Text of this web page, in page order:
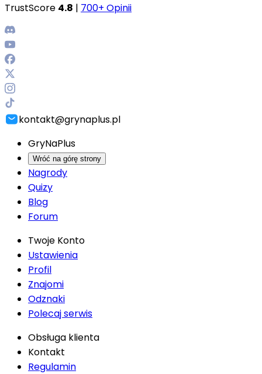
TrustScore 4.8 | 700+ Opinii
kontakt@grynaplus.pl
GryNaPlus
Wróć na górę strony
Nagrody
Quizy
Blog
Forum
Twoje Konto
Ustawienia
Profil
Znajomi
Odznaki
Polecaj serwis
Obsługa klienta
Kontakt
Regulamin